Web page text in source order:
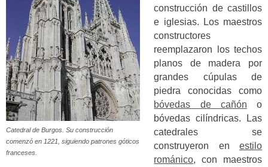
Catedral de Burgos. Su construcción
comenzó en 1221, siguiendo patrones góticos
franceses.
construcción de castillos
e iglesias. Los maestros
constructores
reemplazaron los techos
planos de madera por
grandes cúpulas de
piedra conocidas como
bóvedas de cañón o
bóvedas cilíndricas.
Las
catedrales se
construyeron en estilo
románico, con maestros